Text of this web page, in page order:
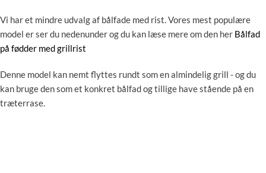
Vi har et mindre udvalg af bålfade med rist. Vores mest populære
model er ser du nedenunder og du kan læse mere om den her Bålfad
på fødder med grillrist
Denne model kan nemt flyttes rundt som en almindelig grill - og du
kan bruge den som et konkret bålfad og tillige have stående på en
træterrase.